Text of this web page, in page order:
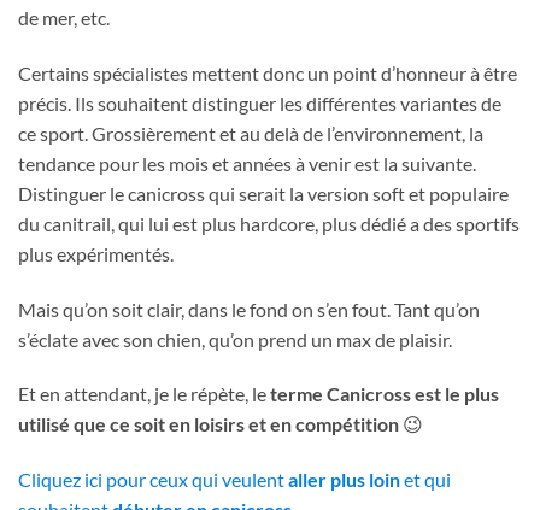
de mer, etc.
Certains spécialistes mettent donc un point d’honneur à être
précis. Ils souhaitent distinguer les différentes variantes de
ce sport. Grossièrement et au delà de l’environnement, la
tendance pour les mois et années à venir est la suivante.
Distinguer le canicross qui serait la version soft et populaire
du canitrail, qui lui est plus hardcore, plus dédié a des sportifs
plus expérimentés.
Mais qu’on soit clair, dans le fond on s’en fout. Tant qu’on
s’éclate avec son chien, qu’on prend un max de plaisir.
Et en attendant, je le répète, leterme Canicross est le plus
utilisé que ce soit en loisirs et en compétition 😉
Cliquez ici pour ceux qui veulentaller plus loinet qui